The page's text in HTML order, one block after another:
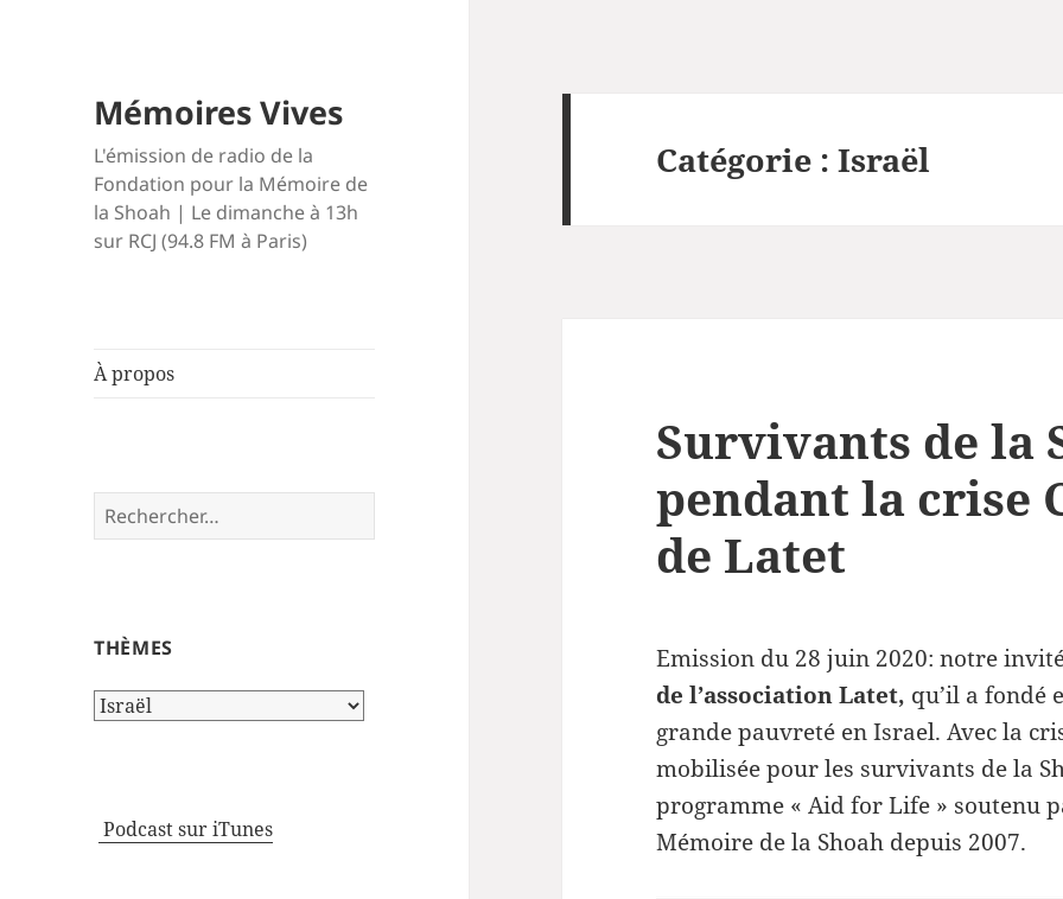
Mémoires Vives
L'émission de radio de la
Fondation pour la Mémoire de
la Shoah | Le dimanche à 13h
sur RCJ (94.8 FM à Paris)
À propos
Rechercher :
THÈMES
Thèmes
Podcast sur iTunes
Catégorie :Israël
Survivants de la
pendant la crise
de Latet
Emission du 28 juin 2020: notre
de l’association Latet, qu’il a fondé
grande pauvreté en Israel. Avec la
mobilisée pour les survivants de la
programme « Aid for Life » soutenu
Mémoire de la Shoah depuis 2007.